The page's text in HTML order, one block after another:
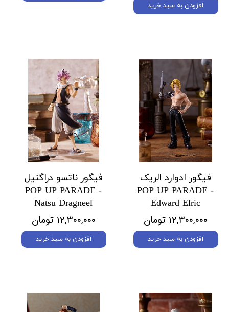
افزودن به سبد خرید
فیگور ادوارد الریک
POP UP PARADE -
Edward Elric
۱۲,۳۰۰,۰۰۰ تومان
افزودن به سبد خرید
فیگور ناتسو دراگنیل
POP UP PARADE -
Natsu Dragneel
۱۲,۳۰۰,۰۰۰ تومان
افزودن به سبد خرید